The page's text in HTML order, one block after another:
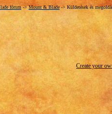
fórum->Mount & Blade->Küldetések és
Create your